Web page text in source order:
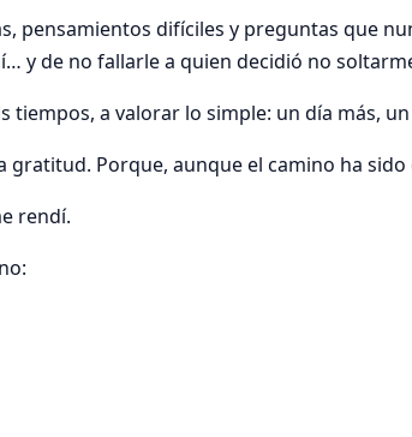
pensamientos difíciles y preguntas que
y de no fallarle a quien decidió no
a valorar lo simple: un día más,
Porque, aunque el camino ha
rendí.